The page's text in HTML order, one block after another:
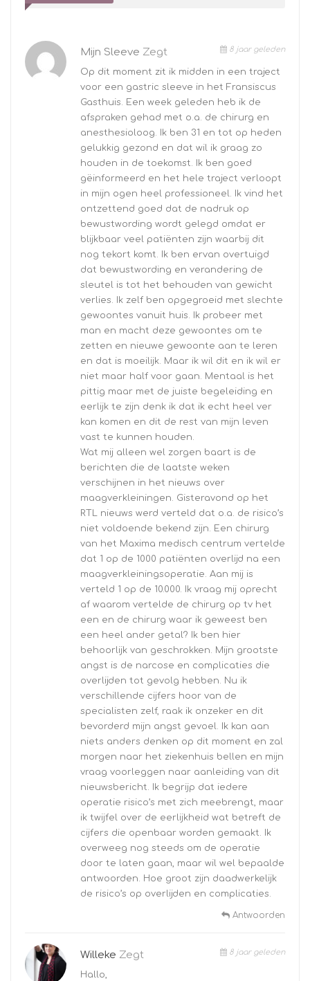
Mijn Sleeve Zegt 8 jaar geleden
Op dit moment zit ik midden in een traject
voor een gastric sleeve in het Fransiscus
Gasthuis. Een week geleden heb ik de
afspraken gehad met o.a. de chirurg en
anesthesioloog. Ik ben 31 en tot op heden
gelukkig gezond en dat wil ik graag zo
houden in de toekomst. Ik ben goed
gëinformeerd en het hele traject verloopt
in mijn ogen heel professioneel. Ik vind het
ontzettend goed dat de nadruk op
bewustwording wordt gelegd omdat er
blijkbaar veel patiënten zijn waarbij dit
nog tekort komt. Ik ben ervan overtuigd
dat bewustwording en verandering de
sleutel is tot het behouden van gewicht
verlies. Ik zelf ben opgegroeid met slechte
gewoontes vanuit huis. Ik probeer met
man en macht deze gewoontes om te
zetten en nieuwe gewoonte aan te leren
en dat is moeilijk. Maar ik wil dit en ik wil er
niet maar half voor gaan. Mentaal is het
pittig maar met de juiste begeleiding en
eerlijk te zijn denk ik dat ik echt heel ver
kan komen en dit de rest van mijn leven
vast te kunnen houden.
Wat mij alleen wel zorgen baart is de
berichten die de laatste weken
verschijnen in het nieuws over
maagverkleiningen. Gisteravond op het
RTL nieuws werd verteld dat o.a. de risico’s
niet voldoende bekend zijn. Een chirurg
van het Maxima medisch centrum vertelde
dat 1 op de 1000 patiënten overlijd na een
maagverkleiningsoperatie. Aan mij is
verteld 1 op de 10.000. Ik vraag mij oprecht
af waarom vertelde de chirurg op tv het
een en de chirurg waar ik geweest ben
een heel ander getal? Ik ben hier
behoorlijk van geschrokken. Mijn grootste
angst is de narcose en complicaties die
overlijden tot gevolg hebben. Nu ik
verschillende cijfers hoor van de
specialisten zelf, raak ik onzeker en dit
bevorderd mijn angst gevoel. Ik kan aan
niets anders denken op dit moment en zal
morgen naar het ziekenhuis bellen en mijn
vraag voorleggen naar aanleiding van dit
nieuwsbericht. Ik begrijp dat iedere
operatie risico’s met zich meebrengt, maar
ik twijfel over de eerlijkheid wat betreft de
cijfers die openbaar worden gemaakt. Ik
overweeg nog steeds om de operatie
door te laten gaan, maar wil wel bepaalde
antwoorden. Hoe groot zijn daadwerkelijk
de risico’s op overlijden en complicaties.
Antwoorden
Willeke Zegt 8 jaar geleden
Hallo,